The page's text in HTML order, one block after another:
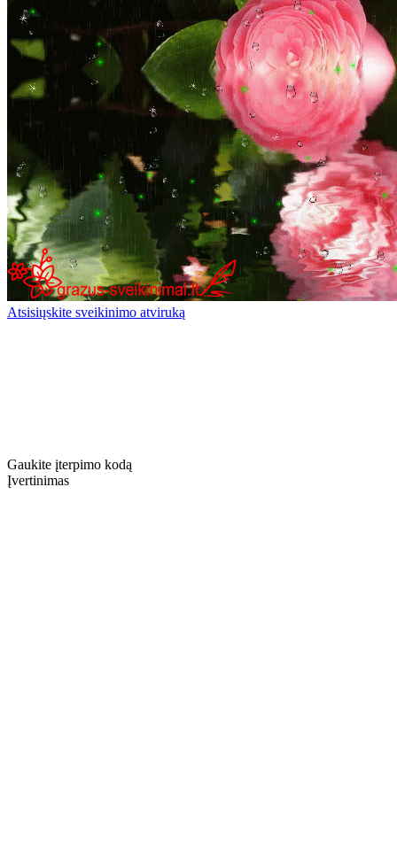
Atsisiųskite sveikinimo atviruką
Gaukite įterpimo kodą
Įvertinimas